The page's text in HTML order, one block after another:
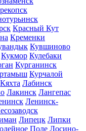
Красный Кут
Кременки
Кувшиново
Кукмор Кулебаки
Курганинск
Курчалой
Кяхта Лабинск
Лакинск Лангепас
Ленинск-
Липецк Липки
Поле Лосино-